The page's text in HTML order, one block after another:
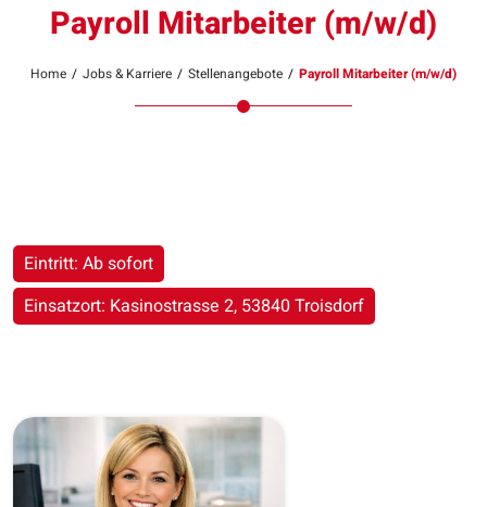
Payroll Mitarbeiter (m/w/d)
Home / Jobs & Karriere / Stellenangebote / Payroll Mitarbeiter (m/w/d)
Eintritt: Ab sofort
Einsatzort: Kasinostrasse 2, 53840 Troisdorf